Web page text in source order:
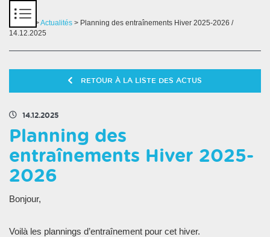
>Actualités > Planning des entraînements Hiver 2025-2026 /
14.12.2025
RETOUR À LA LISTE DES ACTUS
14.12.2025
Planning des
entraînements Hiver 2025-
2026
Bonjour,
Voilà les plannings d’entraînement pour cet hiver.